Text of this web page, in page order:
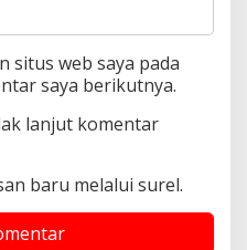
situs web saya pada
saya berikutnya.
lanjut komentar
baru melalui surel.